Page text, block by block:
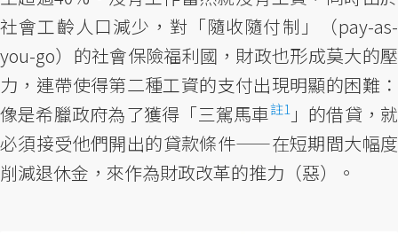
社會工齡人口減少，對「隨收隨付制」（pay-as-
you-go）的社會保險福利國，財政也形成莫大的壓
力，連帶使得第二種工資的支付出現明顯的困難：
像是希臘政府為了獲得「三駕馬車註1」的借貸，就
必須接受他們開出的貸款條件——在短期間大幅度
削減退休金，來作為財政改革的推力（惡）。